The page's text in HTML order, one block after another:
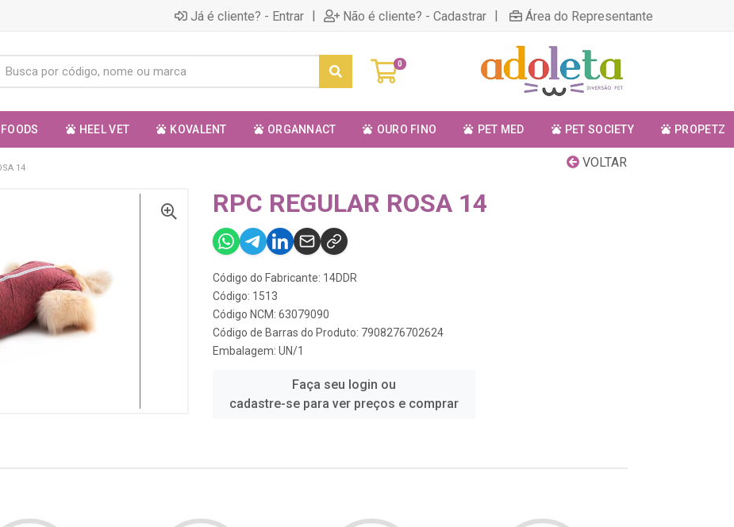
Já é cliente? - Entrar | Não é cliente? - Cadastrar | Área do Representante
0
HEEL VET KOVALENT ORGANNACT OURO FINO PET MED PET SOCIETY PROPETZ
VOLTAR
14
RPC REGULAR ROSA 14
Código do Fabricante: 14DDR
Código: 1513
Código NCM: 63079090
Código de Barras do Produto: 7908276702624
Embalagem: UN/1
Faça seu login ou
cadastre-se para ver preços e comprar